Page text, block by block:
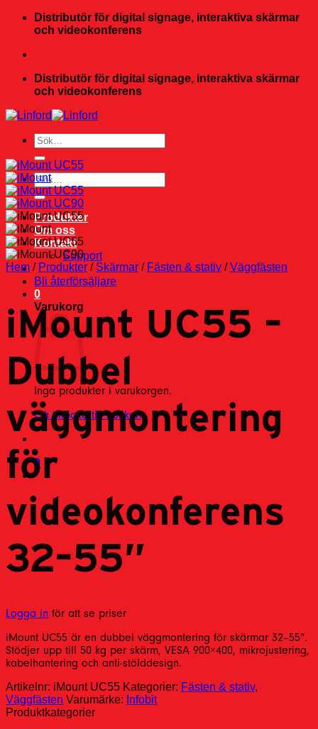
Skip
Distributör för digital signage, interaktiva skärmar
och videokonferens
Distributör för digital signage, interaktiva skärmar
och videokonferens
Sök
efter:
Sök
efter:
Produkter
Om oss
Kontakt
Support
Bli återförsäljare
0
Varukorg
Inga produkter i varukorgen.
Gå tillbaka till butiken
0
Hem / Produkter / Skärmar / Fästen & stativ / Väggfästen
iMount UC55 –
Dubbel
väggmontering
för
videokonferens
32–55”
Logga in för att se priser
iMount UC55 är en dubbel väggmontering för skärmar 32–55”.
Stödjer upp till 50 kg per skärm, VESA 900×400, mikrojustering,
kabelhantering och anti-stölddesign.
Artikelnr: iMount UC55 Kategorier: Fästen & stativ,
Väggfästen Varumärke: Infobit
Produktkategorier